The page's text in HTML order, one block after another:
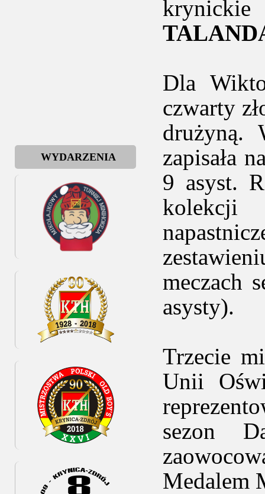
WYDARZENIA
Dla
czwarty
drużyną.
zapisała
9 asyst.
kolekcji
meczach
asysty).
Trzecie
Unii
sezon
Medalem